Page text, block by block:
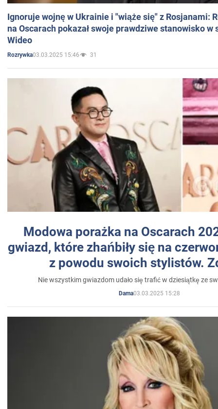
Ignoruje wojnę w Ukrainie i "wiąże się" z Rosjanami:
na Oscarach pokazał swoje prawdziwe stanowisko w
Wideo
Rozrywka03.03.2025 15:46 31
Modowa porażka na Oscarach
gwiazd, które zhańbiły się na
z powodu swoich stylistów.
Nie wszystkim gwiazdom udało się trafić w dziesiątkę ze
Dama03.03.2025 15:28